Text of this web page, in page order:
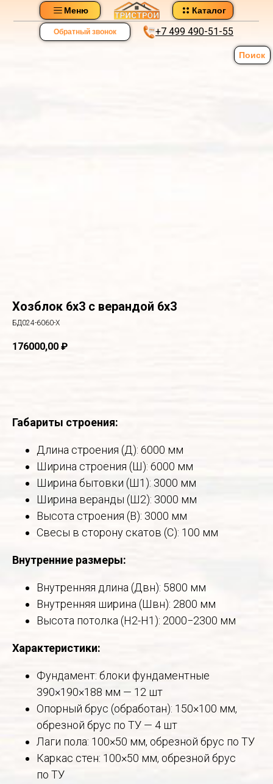
Каталог
Меню
+7 499 490-51-55
Обратный звонок
Поиск
Хозблок 6х3 с верандой 6х3
БД024-6060-Х
176000,00 ₽
Габариты строения:
Длина строения (Д): 6000 мм
Ширина строения (Ш): 6000 мм
Ширина бытовки (Ш1): 3000 мм
Ширина веранды (Ш2): 3000 мм
Высота строения (В): 3000 мм
Свесы в сторону скатов (С): 100 мм
Внутренние размеры:
Внутренняя длина (Двн): 5800 мм
Внутренняя ширина (Швн): 2800 мм
Высота потолка (Н2-Н1): 2000−2300 мм
Характеристики:
Фундамент: блоки фундаментные
390×190×188 мм — 12 шт
Опорный брус (обработан): 150×100 мм,
обрезной брус по ТУ — 4 шт
Лаги пола: 100×50 мм, обрезной брус по ТУ
Каркас стен: 100×50 мм, обрезной брус
по ТУ